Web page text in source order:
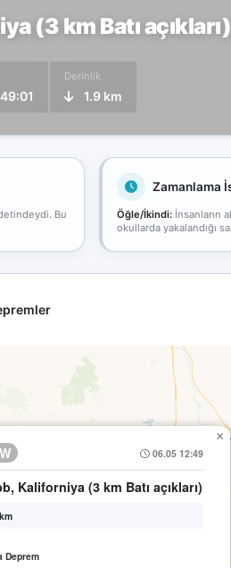
(3 km Batı açıkları)
Derinlik
1.9 km
Bu
Zamanlama
Öğle/İkindi:İnsanların
okullarda yakalandığı
06.05 12:49
Kaliforniya (3 km Batı açıkları)
Deprem
×